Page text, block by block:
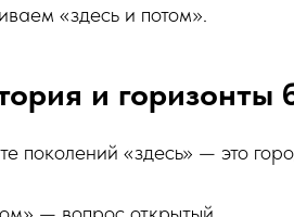
«здесь и потом».
и горизонты
поколений «здесь» — это